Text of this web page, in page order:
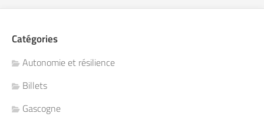
Catégories
Autonomie et résilience
Billets
Gascogne